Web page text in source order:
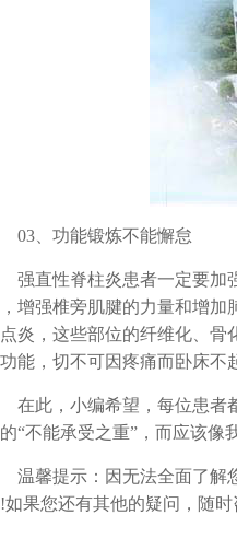
、功能锻炼不能懈怠
直性脊柱炎患者一定要加强
增强椎旁肌腱的力量和增加
炎，这些部位的纤维化、骨
能，切不可因疼痛而卧床不
此，小编希望，每位患者都
“不能承受之重”，而应该像
馨提示：因无法全面了解您
如果您还有其他的疑问，随时